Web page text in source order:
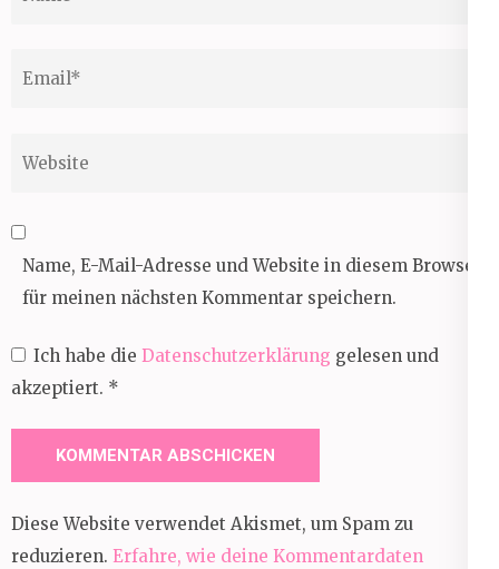
Name, E-Mail-Adresse und Website in diesem Browser
für meinen nächsten Kommentar speichern.
Ich habe die Datenschutzerklärung gelesen und
akzeptiert. *
Diese Website verwendet Akismet, um Spam zu
reduzieren. Erfahre, wie deine Kommentardaten